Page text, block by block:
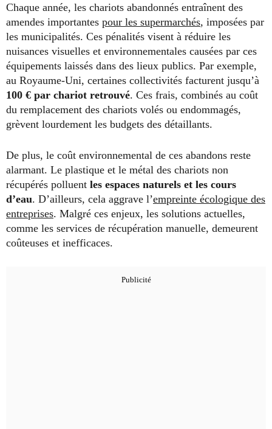
Chaque année, les chariots abandonnés entraînent des
amendes importantes pour les supermarchés, imposées par
les municipalités. Ces pénalités visent à réduire les
nuisances visuelles et environnementales causées par ces
équipements laissés dans des lieux publics. Par exemple,
au Royaume-Uni, certaines collectivités facturent jusqu’à
100 € par chariot retrouvé. Ces frais, combinés au coût
du remplacement des chariots volés ou endommagés,
grèvent lourdement les budgets des détaillants.
De plus, le coût environnemental de ces abandons reste
alarmant. Le plastique et le métal des chariots non
récupérés polluent les espaces naturels et les cours
d’eau. D’ailleurs, cela aggrave l’empreinte écologique des
entreprises. Malgré ces enjeux, les solutions actuelles,
comme les services de récupération manuelle, demeurent
coûteuses et inefficaces.